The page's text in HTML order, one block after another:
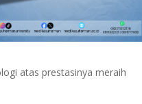
atas prestasinya meraih